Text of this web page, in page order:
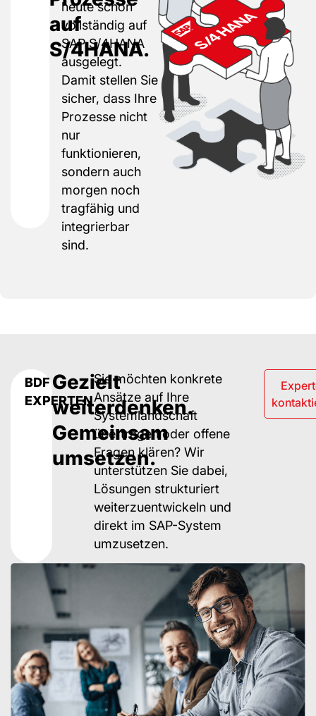
auf
S/4HANA.
heute schon
vollständig auf
SAP S/4HANA
ausgelegt.
Damit stellen Sie
sicher, dass Ihre
Prozesse nicht
nur
funktionieren,
sondern auch
morgen noch
tragfähig und
integrierbar
sind.
BDF
EXPERTEN
Gezielt
weiterdenken.
Gemeinsam
umsetzen.
Sie möchten konkrete
Ansätze auf Ihre
Systemlandschaft
übertragen oder offene
Fragen klären? Wir
unterstützen Sie dabei,
Lösungen strukturiert
weiterzuentwickeln und
direkt im SAP-System
umzusetzen.